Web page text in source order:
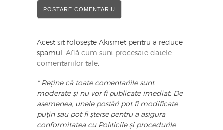
Acest sit folosește Akismet pentru a reduce
spamul. Află cum sunt procesate datele
comentariilor tale
* Reține că toate comentariile sunt
moderate și nu vor fi publicate imediat. De
asemenea, unele postări pot fi modificate
puțin sau pot fi șterse pentru a asigura
conformitatea cu Politicile și procedurile